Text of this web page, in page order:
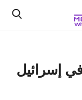
⁧‫إسرائيل‬⁩